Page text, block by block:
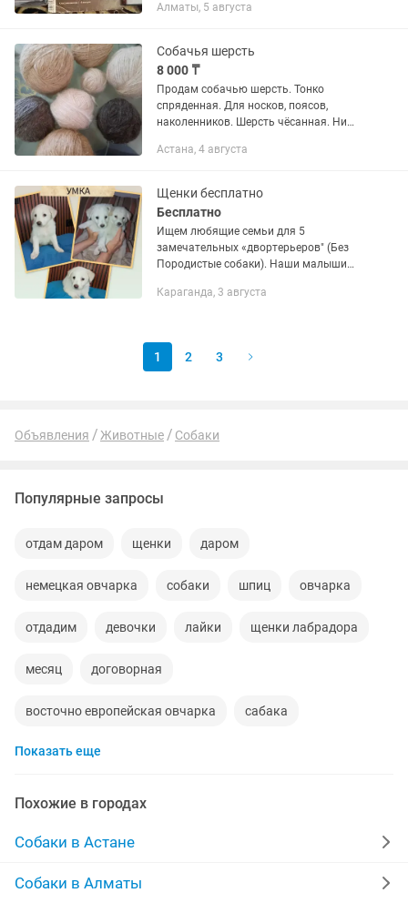
Алматы, проспект Суюнбая, ниже
Алматы, 5 августа
Собачья шерсть
8 000 ₸
Продам собачью шерсть. Тонко
спряденная. Для носков, поясов,
наколенников. Шерсть чёсанная. Ни
указана за 100 грамм.
Астана, 4 августа
Щенки бесплатно
Бесплатно
Ищем любящие семьи для 5
замечательных «двортерьеров" (Без
Породистые собаки). Наши малыши
самой затянувшейся первоапрельской
Караганда, 3 августа
1 2 3
Объявления Животные Собаки
Популярные запросы
отдам даром щенки даром
немецкая овчарка собаки шпиц овчарка
отдадим девочки лайки щенки лабрадора
месяц договорная
восточно европейская овчарка сабака
кавказская овчарка
сибирские хаски
бесплатно пород
Показать еще
Похожие в городах
Собаки в Астане
Собаки в Алматы